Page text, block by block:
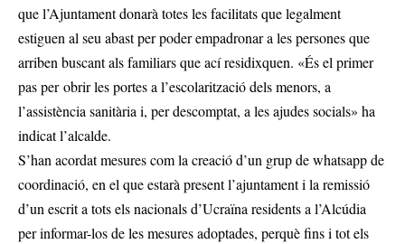
que l’Ajuntament donarà totes les facilitats que legalment
estiguen al seu abast per poder empadronar a les persones que
arriben buscant als familiars que ací residixquen. «És el primer
pas per obrir les portes a l’escolarització dels menors, a
l’assistència sanitària i, per descomptat, a les ajudes socials» ha
indicat l’alcalde.
S’han acordat mesures com la creació d’un grup de whatsapp de
coordinació, en el que estarà present l’ajuntament i la remissió
d’un escrit a tots els nacionals d’Ucraïna residents a l’Alcúdia
per informar-los de les mesures adoptades, perquè fins i tot els